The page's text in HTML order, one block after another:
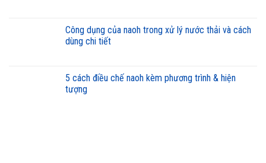
công dụng của naoh trong xử lý nước thải và cách
dùng chi tiết
5 cách điều chế naoh kèm phương trình & hiện
tượng